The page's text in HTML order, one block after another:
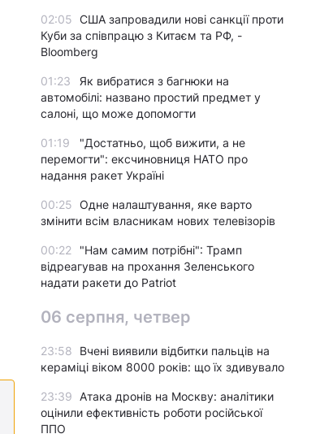
02:05 США запровадили нові санкції проти
Куби за співпрацю з Китаєм та РФ, -
Bloomberg
01:23
Як вибратися з багнюки на
автомобілі: названо простий предмет у
салоні, що може допомогти
01:19
"Достатньо, щоб вижити, а не
перемогти": ексчиновниця НАТО про
надання ракет Україні
00:25 Одне налаштування, яке варто
змінити всім власникам нових телевізорів
00:22
"Нам самим потрібні": Трамп
відреагував на прохання Зеленського
надати ракети до Patriot
06 серпня, четвер
23:58
Вчені виявили відбитки пальців на
кераміці віком 8000 років: що їх здивувало
23:39
Атака дронів на Москву: аналітики
оцінили ефективність роботи російської
ППО